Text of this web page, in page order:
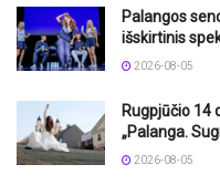
Palangos
išskirtinis
2026-08-05
Rugpjūčio 14
„Palanga.
2026-08-05